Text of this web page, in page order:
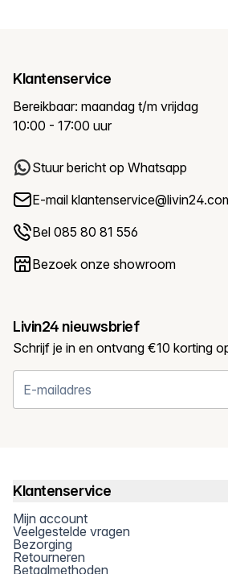
Klantenservice
Bereikbaar: maandag t/m vrijdag
10:00 - 17:00 uur
Stuur bericht op Whatsapp
E-mail
Bel 085 80 81 556
Bezoek onze showroom
Livin24 nieuwsbrief
Schrijf je in en ontvang €10 korting
Klantenservice
Mijn account
Veelgestelde vragen
Bezorging
Retourneren
Betaalmethoden